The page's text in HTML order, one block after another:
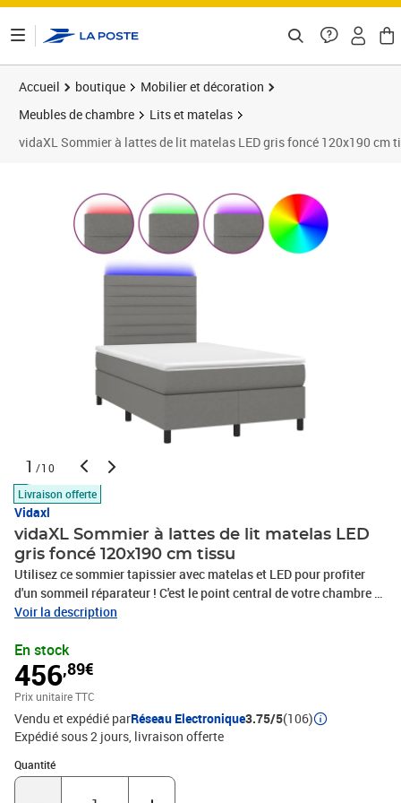
Accueil boutique
Mobilier et décoration
Meubles de chambre
Lits et matelas
vidaXL Sommier à lattes de lit matelas LED gris foncé 120x190 cm
1 /10
Livraison offerte
Vidaxl
vidaXL Sommier à lattes de lit matelas LED
gris foncé 120x190 cm tissu
Utilisez ce sommier tapissier avec matelas et LED pour profiter
d'un sommeil réparateur ! C'est le point central de votre chambre à
coucher. Tissu durable : le tissu présente un aspect simple et
est réglable en hauteur selon vos préférences. La tête de lit vous
offre un excellent soutien du dos lorsque vous êtes assis dans
votre lit pour lire ou regarder la télévision.Bande LED colorée :
apportez de l'éclairage dans l'obscurité avec des lumières LED
colorées !Matelas à ressorts ensachés : le ressort ensaché
individuel intégré est connu pour sa très haute qualité tout en
assurant un haut niveau de durabilité et d'adaptabilité. Il peut
absorber efficacement le bruit et les chocs causés par les sauts et
Voir la description
En stock
456,89€
Prix unitaire TTC
Vendu et expédié parRéseau Electronique3.75/5(106)
Expédié sous 2 jours livraison offerte
Quantité
Quantité : 1